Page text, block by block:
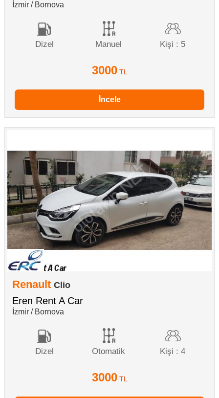
İzmir / Bornova
Dizel Manuel Kişi : 5
3000 TL
İncele
Renault Clio
Eren Rent A Car
İzmir / Bornova
Dizel Otomatik Kişi : 4
3000 TL